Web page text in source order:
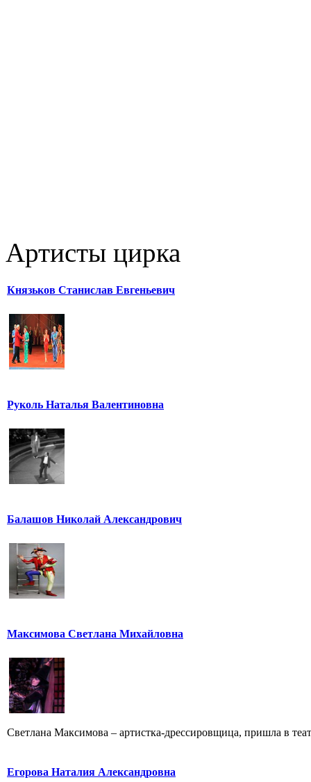
Артисты цирка
Князьков Станислав Евгеньевич
Руколь Наталья Валентиновна
Балашов Николай Александрович
Максимова Светлана Михайловна
Светлана Максимова – артистка-дрессировщица, пришла в
Егорова Наталия Александровна